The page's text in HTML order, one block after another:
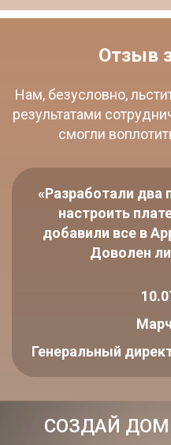
Отзыв
Нам, безусловно,
результатами
смогли
«Разработали два
настроить
добавили все в
Доволен
Генеральный
СОЗДАЙ